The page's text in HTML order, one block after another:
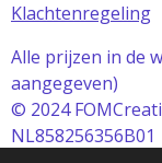
Klachtenregeling
Alle prijzen in de
aangegeven)
© 2024
NL858256356B01